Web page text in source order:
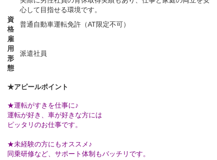
心して目指せる環境です。
資
格
普通自動車運転免許（AT限定不可）
雇
用
形
態
派遣社員
★アピールポイント
★運転がすきを仕事に♪
運転が好き、車が好きな方には
ピッタリのお仕事です。
★未経験の方にもオススメ♪
同乗研修など、サポート体制もバッチリです。